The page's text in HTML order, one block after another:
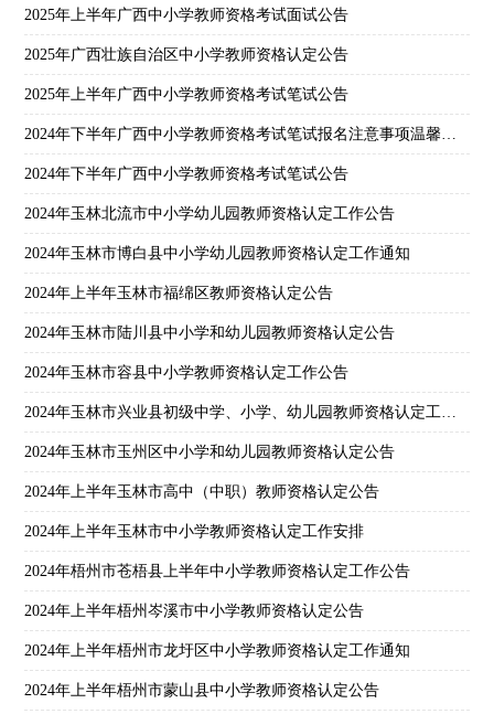
2025年上半年广西中小学教师资格考试面试公告
2025年广西壮族自治区中小学教师资格认定公告
2025年上半年广西中小学教师资格考试笔试公告
2024年下半年广西中小学教师资格考试笔试报名注意事项温馨提示
2024年下半年广西中小学教师资格考试笔试公告
2024年玉林北流市中小学幼儿园教师资格认定工作公告
2024年玉林市博白县中小学幼儿园教师资格认定工作通知
2024年上半年玉林市福绵区教师资格认定公告
2024年玉林市陆川县中小学和幼儿园教师资格认定公告
2024年玉林市容县中小学教师资格认定工作公告
2024年玉林市兴业县初级中学、小学、幼儿园教师资格认定工作通知
2024年玉林市玉州区中小学和幼儿园教师资格认定公告
2024年上半年玉林市高中（中职）教师资格认定公告
2024年上半年玉林市中小学教师资格认定工作安排
2024年梧州市苍梧县上半年中小学教师资格认定工作公告
2024年上半年梧州岑溪市中小学教师资格认定公告
2024年上半年梧州市龙圩区中小学教师资格认定工作通知
2024年上半年梧州市蒙山县中小学教师资格认定公告